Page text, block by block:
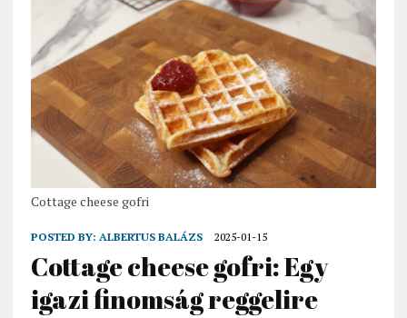
Cottage cheese gofri
POSTED BY: ALBERTUS BALÁZS 2025-01-15
Cottage cheese gofri: Egy
igazi finomság reggelire